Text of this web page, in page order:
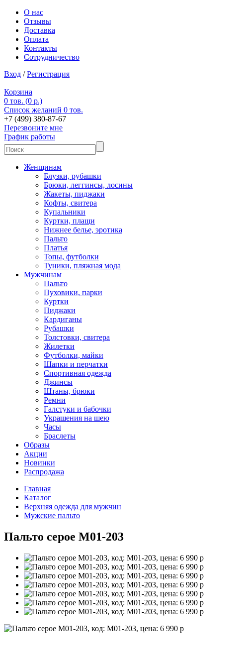
О нас
Отзывы
Доставка
Оплата
Контакты
Сотрудничество
Вход /Регистрация
Корзина
0 тов. (0 р.)
Список желаний 0 тов.
+7 (499) 380-87-67
Перезвоните мне
График работы
Женщинам
Блузки, рубашки
Брюки, леггинсы, лосины
Жакеты, пиджаки
Кофты, свитера
Купальники
Куртки, плащи
Нижнее белье, эротика
Пальто
Платья
Топы, футболки
Туники, пляжная мода
Мужчинам
Пальто
Пуховики, парки
Куртки
Пиджаки
Кардиганы
Рубашки
Толстовки, свитера
Жилетки
Футболки, майки
Шапки и перчатки
Спортивная одежда
Джинсы
Штаны, брюки
Ремни
Галстуки и бабочки
Украшения на шею
Часы
Браслеты
Образы
Акции
Новинки
Распродажа
Главная
Каталог
Верхняя одежда для мужчин
Мужские пальто
Пальто серое M01-203